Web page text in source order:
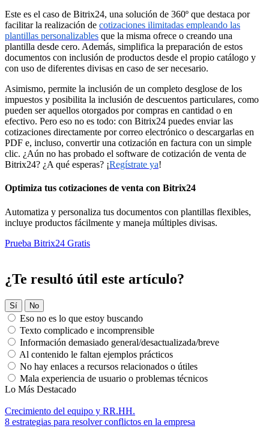
Este es el caso de Bitrix24, una solución de 360º que destaca por
facilitar la realización de cotizaciones ilimitadas empleando las
plantillas personalizables que la misma ofrece o creando una
plantilla desde cero. Además, simplifica la preparación de estos
documentos con inclusión de productos desde el propio catálogo y
con uso de diferentes divisas en caso de ser necesario.
Asimismo, permite la inclusión de un completo desglose de los
impuestos y posibilita la inclusión de descuentos particulares, como
pueden ser aquellos otorgados por compras en cantidad o en
efectivo. Pero eso no es todo: con Bitrix24 puedes enviar las
cotizaciones directamente por correo electrónico o descargarlas en
PDF e, incluso, convertir una cotización en factura con un simple
clic. ¿Aún no has probado el software de cotización de venta de
Bitrix24? ¿A qué esperas? ¡Regístrate ya!
Optimiza tus cotizaciones de venta con Bitrix24
Automatiza y personaliza tus documentos con plantillas flexibles,
incluye productos fácilmente y maneja múltiples divisas.
Prueba Bitrix24 Gratis
¿Te resultó útil este artículo?
Sí No
Eso no es lo que estoy buscando
Texto complicado e incomprensible
Información demasiado general/desactualizada/breve
Al contenido le faltan ejemplos prácticos
No hay enlaces a recursos relacionados o útiles
Mala experiencia de usuario o problemas técnicos
Lo Más Destacado
Crecimiento del equipo y RR.HH.
8 estrategias para resolver conflictos en la empresa